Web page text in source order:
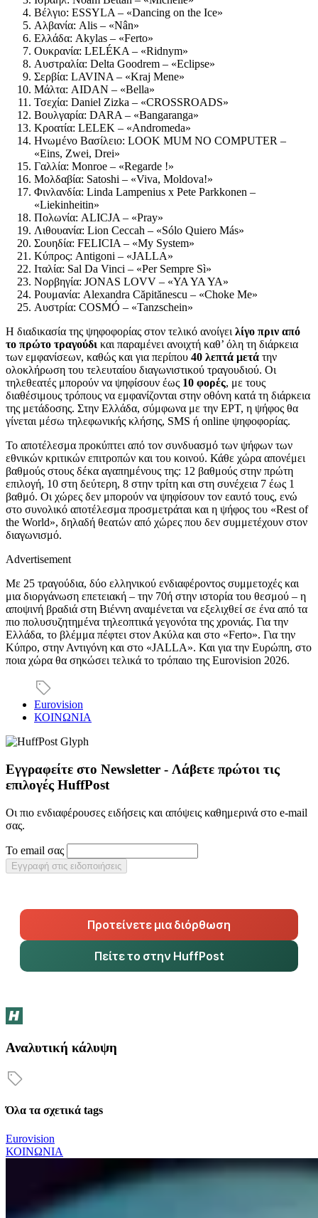
Βέλγιο: ESSYLA – «Dancing on the Ice»
Αλβανία: Alis – «Nân»
Ελλάδα: Akylas – «Ferto»
Ουκρανία: LELÉKA – «Ridnym»
Αυστραλία: Delta Goodrem – «Eclipse»
Σερβία: LAVINA – «Kraj Mene»
Μάλτα: AIDAN – «Bella»
Τσεχία: Daniel Zizka – «CROSSROADS»
Βουλγαρία: DARA – «Bangaranga»
Κροατία: LELEK – «Andromeda»
Ηνωμένο Βασίλειο: LOOK MUM NO COMPUTER –
«Eins, Zwei, Drei»
Γαλλία: Monroe – «Regarde !»
Μολδαβία: Satoshi – «Viva, Moldova!»
Φινλανδία: Linda Lampenius x Pete Parkkonen –
«Liekinheitin»
Πολωνία: ALICJA – «Pray»
Λιθουανία: Lion Ceccah – «Sólo Quiero Más»
Σουηδία: FELICIA – «My System»
Κύπρος: Antigoni – «JALLA»
Ιταλία: Sal Da Vinci – «Per Sempre Sì»
Νορβηγία: JONAS LOVV – «YA YA YA»
Ρουμανία: Alexandra Căpitănescu – «Choke Me»
Αυστρία: COSMÓ – «Tanzschein»
Η διαδικασία της ψηφοφορίας στον τελικό ανοίγει λίγο πριν από
το πρώτο τραγούδι και παραμένει ανοιχτή καθ’ όλη τη διάρκεια
των εμφανίσεων, καθώς και για περίπου 40 λεπτά μετά την
ολοκλήρωση του τελευταίου διαγωνιστικού τραγουδιού. Οι
τηλεθεατές μπορούν να ψηφίσουν έως 10 φορές, με τους
διαθέσιμους τρόπους να εμφανίζονται στην οθόνη κατά τη διάρκεια
της μετάδοσης. Στην Ελλάδα, σύμφωνα με την ΕΡΤ, η ψήφος θα
γίνεται μέσω τηλεφωνικής κλήσης, SMS ή online ψηφοφορίας.
Το αποτέλεσμα προκύπτει από τον συνδυασμό των ψήφων των
εθνικών κριτικών επιτροπών και του κοινού. Κάθε χώρα απονέμει
βαθμούς στους δέκα αγαπημένους της: 12 βαθμούς στην πρώτη
επιλογή, 10 στη δεύτερη, 8 στην τρίτη και στη συνέχεια 7 έως 1
βαθμό. Οι χώρες δεν μπορούν να ψηφίσουν τον εαυτό τους, ενώ
στο συνολικό αποτέλεσμα προσμετράται και η ψήφος του «Rest of
the World», δηλαδή θεατών από χώρες που δεν συμμετέχουν στον
διαγωνισμό.
Advertisement
Με 25 τραγούδια, δύο ελληνικού ενδιαφέροντος συμμετοχές και
μια διοργάνωση επετειακή – την 70ή στην ιστορία του θεσμού – η
αποψινή βραδιά στη Βιέννη αναμένεται να εξελιχθεί σε ένα από τα
πιο πολυσυζητημένα τηλεοπτικά γεγονότα της χρονιάς. Για την
Ελλάδα, το βλέμμα πέφτει στον Ακύλα και στο «Ferto». Για την
Κύπρο, στην Αντιγόνη και στο «JALLA». Και για την Ευρώπη, στο
ποια χώρα θα σηκώσει τελικά το τρόπαιο της Eurovision 2026.
Eurovision
ΚΟΙΝΩΝΙΑ
Εγγραφείτε στο Newsletter - Λάβετε πρώτοι τις
επιλογές HuffPost
Οι πιο ενδιαφέρουσες ειδήσεις και απόψεις καθημερινά στο e-mail
σας.
Το email σας
Εγγραφή στις ειδοποιήσεις
Προτείνετε μια διόρθωση
Πείτε το στην HuffPost
Αναλυτική κάλυψη
Όλα τα σχετικά tags
Eurovision
ΚΟΙΝΩΝΙΑ